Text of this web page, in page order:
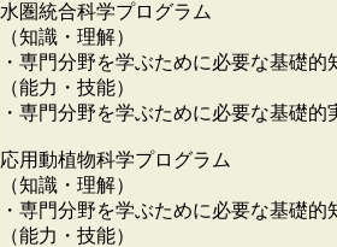
水圏統合科学プログラム
（知識・理解）
・専門分野を学ぶために必要な基礎的
（能力・技能）
・専門分野を学ぶために必要な基礎
応用動植物科学プログラム
（知識・理解）
・専門分野を学ぶために必要な基礎的
（能力・技能）